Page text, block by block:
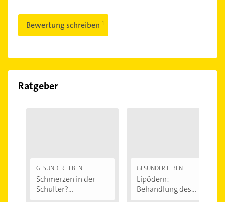
Bewertung schreiben
Ratgeber
GESÜNDER LEBEN
Schmerzen in der
Schulter?
GESÜNDER LEBEN
Lipödem:
Behandlung des